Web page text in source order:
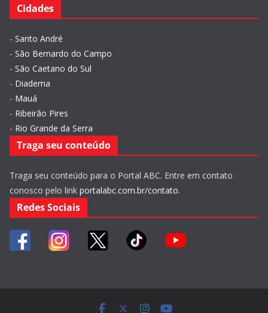
Cidades
- Santo André
- São Bernardo do Campo
- São Caetano do Sul
- Diadema
- Mauá
- Ribeirão Pires
- Rio Grande da Serra
Traga seu conteúdo
Traga seu conteúdo para o Portal ABC. Entre em contato
conosco pelo link portalabc.com.br/contato.
Redes Sociais